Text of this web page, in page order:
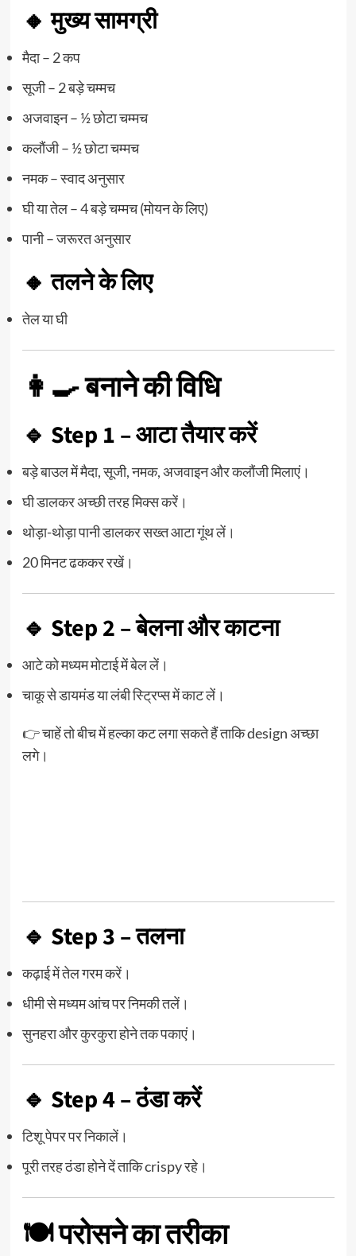
🔸 मुख्य सामग्री
मैदा – 2 कप
सूजी – 2 बड़े चम्मच
अजवाइन – ½ छोटा चम्मच
कलौंजी – ½ छोटा चम्मच
नमक – स्वाद अनुसार
घी या तेल – 4 बड़े चम्मच (मोयन के लिए)
पानी – जरूरत अनुसार
🔸 तलने के लिए
तेल या घी
👩‍🍳 बनाने की विधि
🔹 Step 1 – आटा तैयार करें
बड़े बाउल में मैदा, सूजी, नमक, अजवाइन और कलौंजी मिलाएं।
घी डालकर अच्छी तरह मिक्स करें।
थोड़ा-थोड़ा पानी डालकर सख्त आटा गूंथ लें।
20 मिनट ढककर रखें।
🔹 Step 2 – बेलना और काटना
आटे को मध्यम मोटाई में बेल लें।
चाकू से डायमंड या लंबी स्ट्रिप्स में काट लें।
👉 चाहें तो बीच में हल्का कट लगा सकते हैं ताकि design अच्छा
लगे।
🔹 Step 3 – तलना
कढ़ाई में तेल गरम करें।
धीमी से मध्यम आंच पर निमकी तलें।
सुनहरा और कुरकुरा होने तक पकाएं।
🔹 Step 4 – ठंडा करें
टिशू पेपर पर निकालें।
पूरी तरह ठंडा होने दें ताकि crispy रहे।
🍽️ परोसने का तरीका